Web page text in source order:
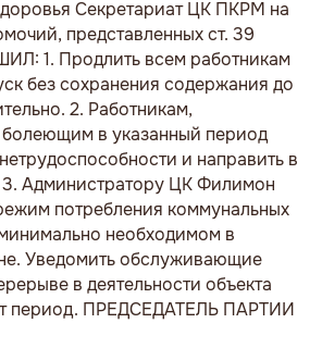
Секретариат ЦК ПКРМ на
представленных ст. 39
1. Продлить всем работникам
без сохранения содержания до
2. Работникам,
в указанный период
и направить в
Администратору ЦК Филимон
потребления коммунальных
необходимом в
Уведомить обслуживающие
в деятельности объекта
период. ПРЕДСЕДАТЕЛЬ ПАРТИИ